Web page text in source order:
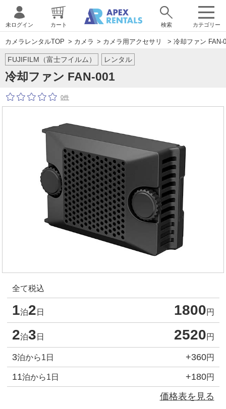
カテゴリー
未ログイン カート 検索
カメラレンタルTOP > カメラ > カメラ用アクセサリ > 冷却ファン FAN-
FUJIFILM（富士フイルム）
冷却ファン FAN-001
レンタル
0件
全て税込
1泊2 日 1800円
2泊3 日 2520円
3泊から1日 +360円
11泊から1日 +180円
価格表を見る